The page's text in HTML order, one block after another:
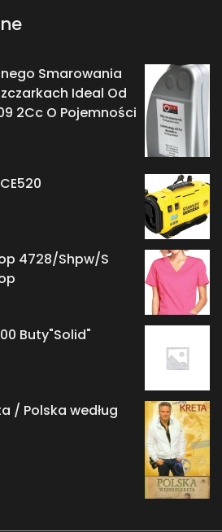
Smarowania
Ideal Od
2Cc O Pojemności
4728/Shpw/S
Buty"Solid"
/ Polska według